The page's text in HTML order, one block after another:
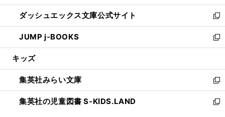
開
く
ン
ド
ウ
で
開
ウ
ィ
ン
ド
ウ
開
く
し
い
ウ
ィ
ン
ウ
で
開
く
ダッシュエックス文庫公式サイト
新
し
い
ウ
ン
ド
ウ
で
JUMP j-BOOKS
新
し
ウ
ィ
ン
ド
キッズ
集英社みらい文庫
新
し
い
集英社の児童図書 S-KIDS.LAND
新